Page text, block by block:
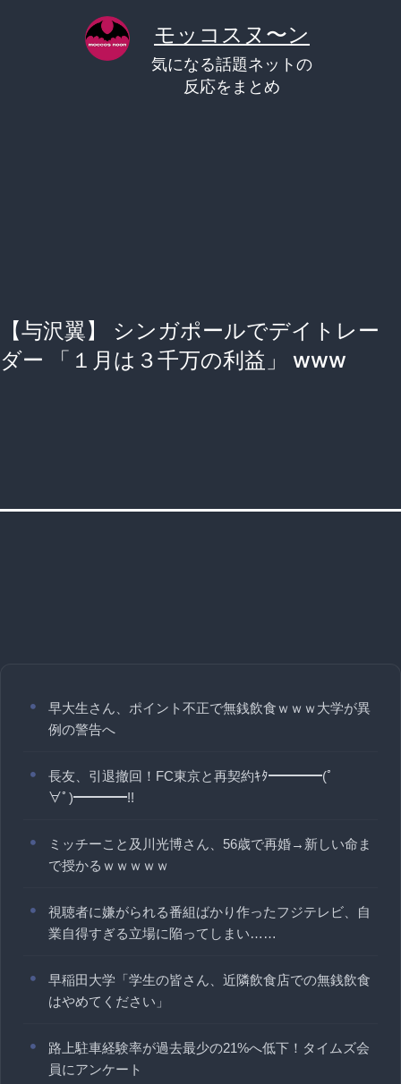
モッコスヌ〜ン
気になる話題ネットの
反応をまとめ
【与沢翼】 シンガポールでデイトレー
ダー 「１月は３千万の利益」 www
早大生さん、ポイント不正で無銭飲食ｗｗｗ大学が異
例の警告へ
長友、引退撤回！FC東京と再契約ｷﾀ━━━━(ﾟ
∀ﾟ)━━━━!!
ミッチーこと及川光博さん、56歳で再婚→新しい命ま
で授かるｗｗｗｗｗ
視聴者に嫌がられる番組ばかり作ったフジテレビ、自
業自得すぎる立場に陥ってしまい……
早稲田大学「学生の皆さん、近隣飲食店での無銭飲食
はやめてください」
路上駐車経験率が過去最少の21%へ低下！タイムズ会
員にアンケート